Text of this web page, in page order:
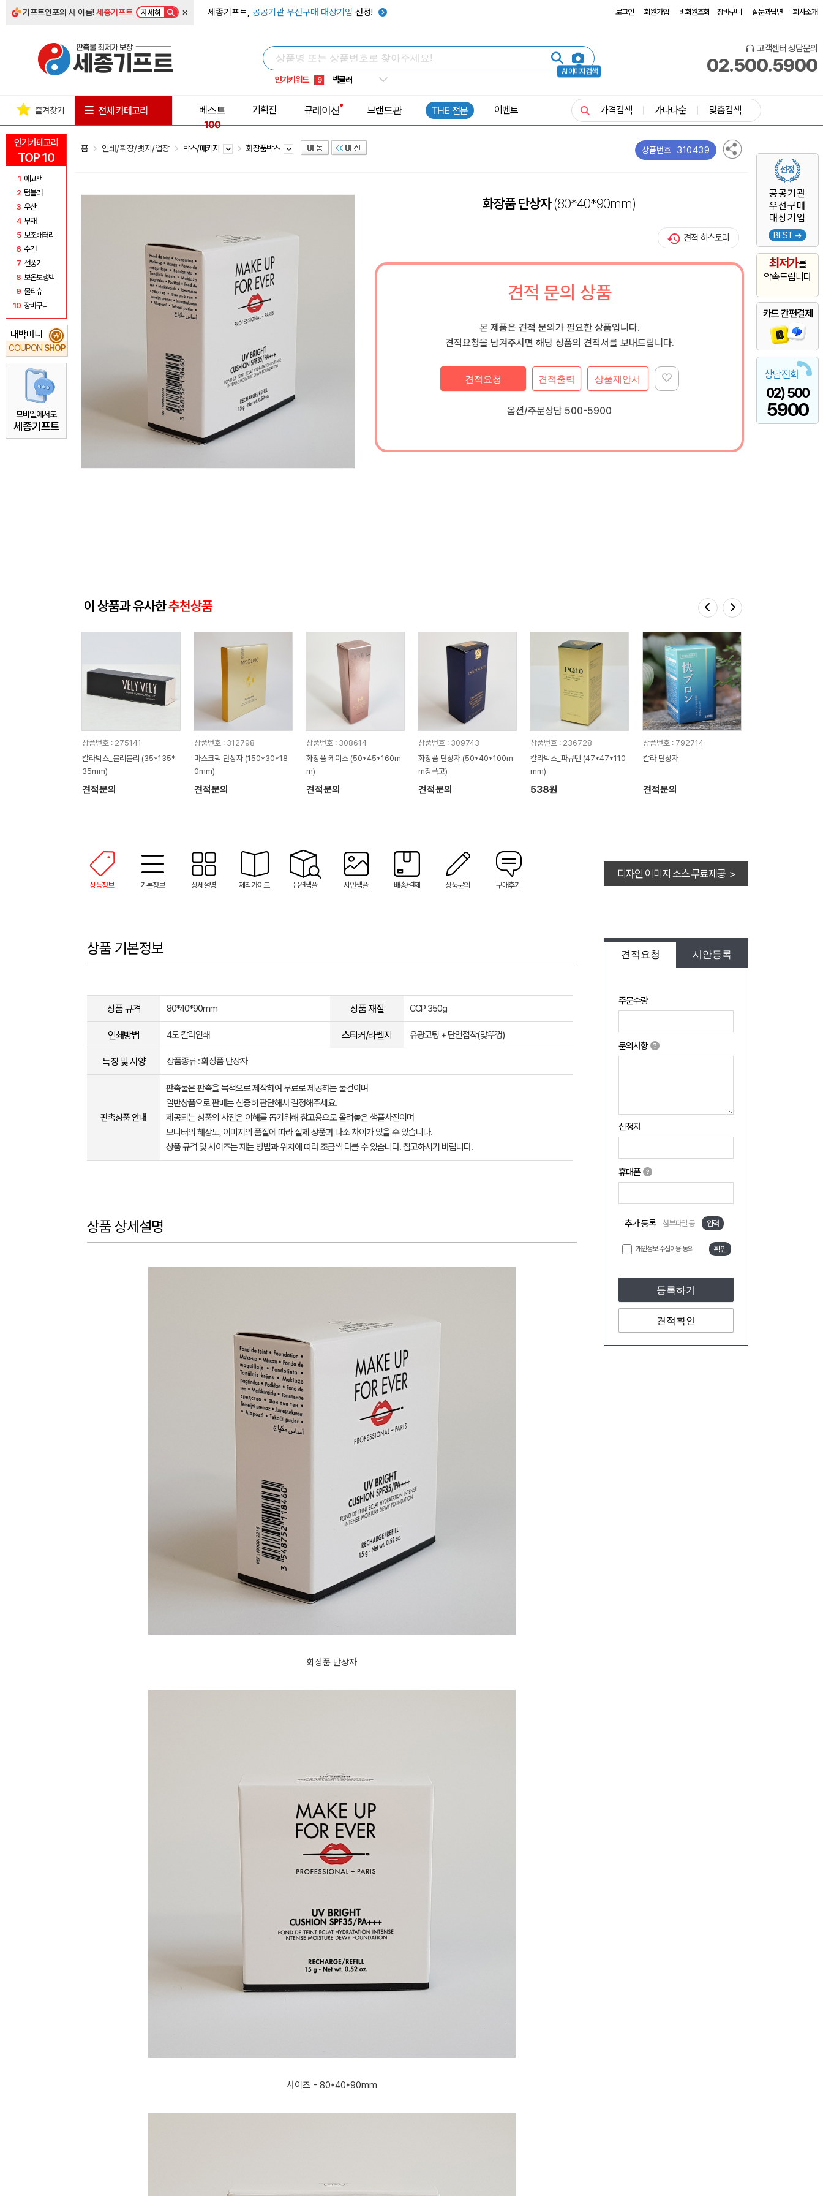
기프트인포의 새 이름!세종기프트 자세히 × 세종기프트, 공공기관 우선구매 대상기업 선정! 로그인 회원가입 비회원조회 장바구니 질문과답변 회사소개
AI 이미지 검색
인기키워드
5 키캡
8 쿨토시
9 넥쿨러
1 선풍기
고객센터 상담문의
02.500.5900
인기카테고리
TOP 10
1 에코백
2 텀블러
3 우산
4 부채
5 보조배터리
6 수건
7 선풍기
8 보온보냉백
9 물티슈
10 장바구니
대박머니
COUPON SHOP
₩
모바일에서도
세종기프트
공공기관
우선구매
대상기업
BEST →
최저가를
약속드립니다
카드 간편결제
상담전화
02) 500
5900
즐겨찾기 전체 카테고리
베스트
100
기획전 큐레이션 브랜드관 THE 전문 이벤트 가격검색 가나다순 맞춤검색
홈 인쇄/휘장/뱃지/업장 박스/패키지 화장품박스 상품번호 310439
화장품 단상자(80*40*90mm)
견적 히스토리
견적 문의 상품
본 제품은 견적 문의가 필요한 상품입니다.
견적요청을 남겨주시면 해당 상품의 견적서를 보내드립니다.
견적요청 상품제안서
견적출력
옵션/주문상담 500-5900
이 상품과 유사한추천상품
상품번호 : 275141
칼라박스_블리블리 (35*135*
35mm)
견적문의
상품번호 : 312798
마스크팩 단상자 (150*30*18
0mm)
견적문의
상품번호 : 308614
화장품 케이스 (50*45*160m
m)
견적문의
상품번호 : 309743
화장품 단상자 (50*40*100m
m장폭고)
견적문의
상품번호 : 236728
칼라박스_파큐텐 (47*47*110
mm)
538원
상품번호 : 792714
칼라 단상자
견적문의
상품정보 기본정보 상세설명 제작가이드 옵션샘플 시안샘플 배송/결제 상품문의 구매후기
디자인 이미지 소스 무료제공 >
견적요청 시안등록
주문수량
문의사항
신청자
휴대폰
추가 등록 첨부파일 등 입력
개인정보 수집이용 동의 확인
등록하기
견적확인
상품 기본정보
상품 규격 80*40*90mm 상품 재질 CCP 350g
인쇄방법 4도 칼라인쇄 스티커/라벨지 유광코팅 + 단면접착(맞뚜껑)
특징 및 사양 상품종류 : 화장품 단상자
판촉상품 안내
판촉물은 판촉을 목적으로 제작하여 무료로 제공하는 물건이며
일반상품으로 판매는 신중히 판단해서 결정해주세요.
제공되는 상품의 사진은 이해를 돕기위해 참고용으로 올려놓은 샘플사진이며
모니터의 해상도, 이미지의 품질에 따라 실제 상품과 다소 차이가 있을 수 있습니다.
상품 규격 및 사이즈는 재는 방법과 위치에 따라 조금씩 다를 수 있습니다. 참고하시기 바랍니다.
상품 상세설명
화장품 단상자
사이즈 - 80*40*90mm